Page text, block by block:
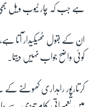
ہے جب کہ چار ٹیوب ویل
ان کے بقول ٹھیکیدار آتا
کوئی واضح جواب نہیں دیتا۔
کرتارپور راہداری